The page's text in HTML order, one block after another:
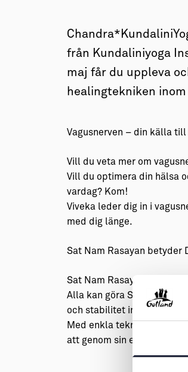
från Kundaliniyoga
maj får du uppleva
healingtekniken
Vagusnerven – din källa
Vill du veta mer om
Vill du optimera din hälsa
vardag? Kom!
Viveka leder dig in i
med dig länge.
Sat Nam Rasayan betyder
Sat Nam Rasayan,
Alla kan göra Sat Nam
och stabilitet inom oss.
Med enkla tekniker
att genom sin egen